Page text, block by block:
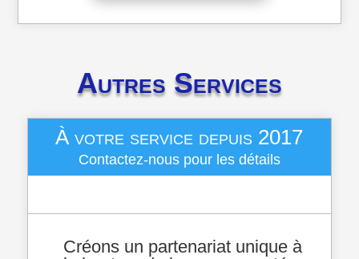
Autres Services
À votre service depuis 2017
Contactez-nous pour les détails
Créons un partenariat unique à